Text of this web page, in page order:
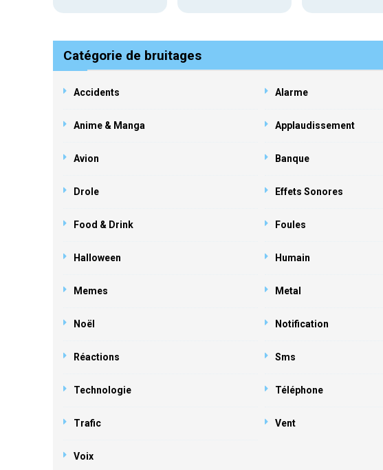
Catégorie de bruitages
Accidents Alarme
Anime & Manga Applaudissement
Avion Banque
Drole Effets Sonores
Food & Drink Foules
Halloween Humain
Memes Metal
Noël Notification
Réactions Sms
Technologie Téléphone
Trafic Vent
Voix